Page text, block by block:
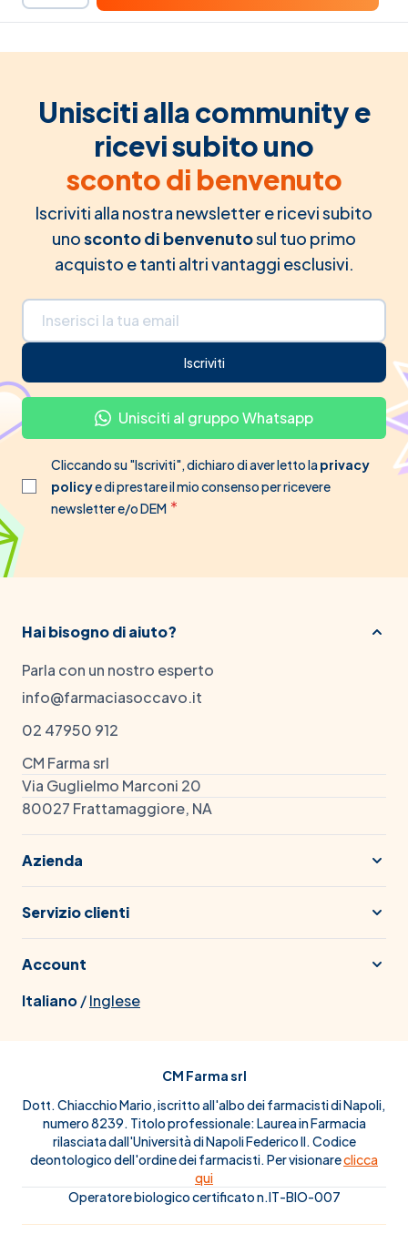
Unisciti alla community e
ricevi subito uno
sconto di benvenuto
Iscriviti alla nostra newsletter e ricevi subito
unosconto di benvenutosul tuo primo
acquisto e tanti altri vantaggi esclusivi.
Indirizzo email
Iscriviti
Unisciti al gruppo Whatsapp
Cliccando su "Iscriviti", dichiaro di aver letto laprivacy
policye di prestare il mio consenso per ricevere
newsletter e/o DEM
Hai bisogno di aiuto?
Parla con un nostro esperto
info@farmaciasoccavo.it
02 47950 912
CM Farma srl
Via Guglielmo Marconi 20
80027 Frattamaggiore, NA
Azienda
Servizio clienti
Account
Italiano/Inglese
CM Farma srl
Dott. Chiacchio Mario, iscritto all'albo dei farmacisti di Napoli,
numero 8239. Titolo professionale: Laurea in Farmacia
rilasciata dall'Università di Napoli Federico II. Codice
deontologico dell'ordine dei farmacisti. Per visionareclicca
qui
Operatore biologico certificato n.IT-BIO-007